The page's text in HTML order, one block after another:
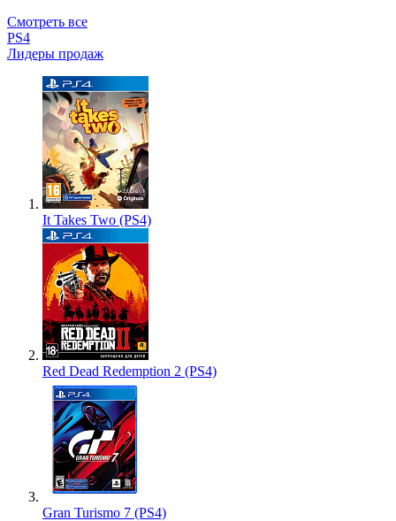
Смотреть все
PS4
Лидеры продаж
It Takes Two (PS4)
Red Dead Redemption 2 (PS4)
Gran Turismo 7 (PS4)